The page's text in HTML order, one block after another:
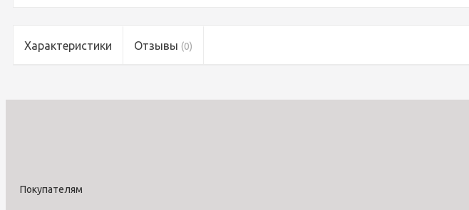
Характеристики Отзывы (0)
Покупателям